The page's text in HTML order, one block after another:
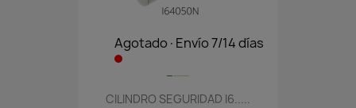
Agotado·Envío 7/14 días
CILINDRO SEGURIDAD I6.....